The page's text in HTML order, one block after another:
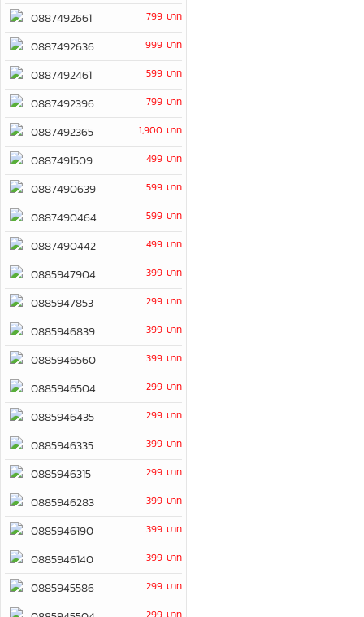
0887492661 799 บาท
0887492636 999 บาท
0887492461 599 บาท
0887492396 799 บาท
0887492365 1,900 บาท
0887491509 499 บาท
0887490639 599 บาท
0887490464 599 บาท
0887490442 499 บาท
0885947904 399 บาท
0885947853 299 บาท
0885946839 399 บาท
0885946560 399 บาท
0885946504 299 บาท
0885946435 299 บาท
0885946335 399 บาท
0885946315 299 บาท
0885946283 399 บาท
0885946190 399 บาท
0885946140 399 บาท
0885945586 299 บาท